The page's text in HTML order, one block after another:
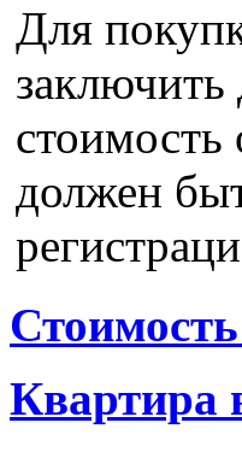
Для
заключить
стоимость
должен
Квартира